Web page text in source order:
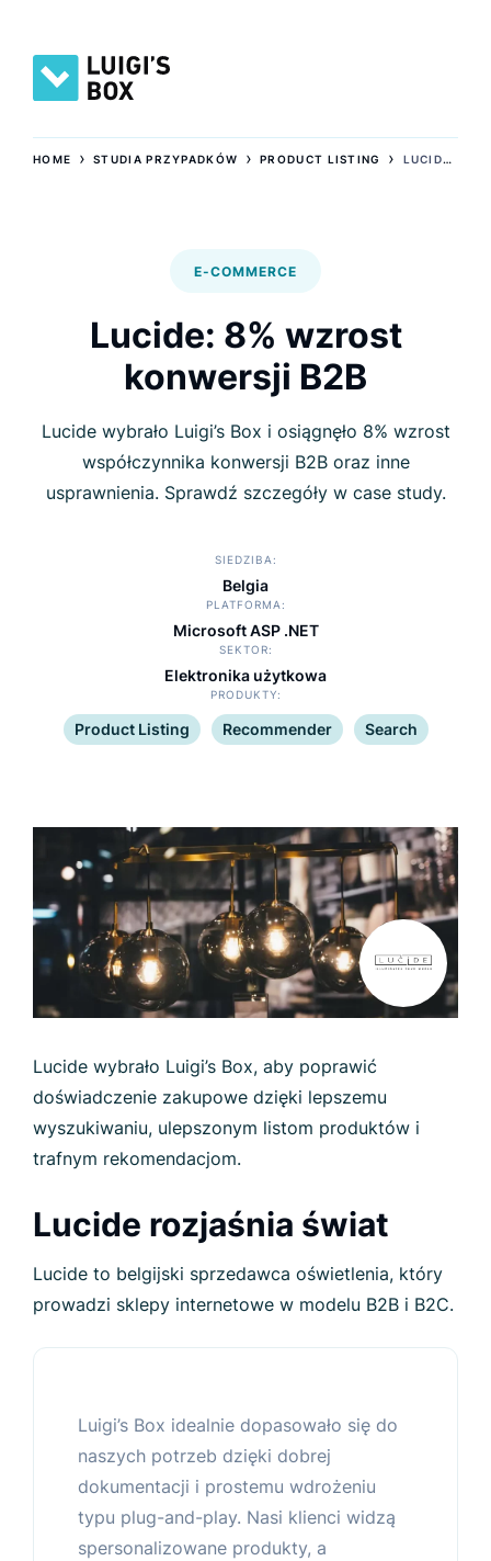
HOME ›STUDIA PRZYPADKÓW ›PRODUCT LISTING › LUCIDE: 8% WZROST KONWERSJI B2B
E-COMMERCE
Lucide: 8% wzrost
konwersji B2B
Lucide wybrało Luigi’s Box i osiągnęło 8% wzrost
współczynnika konwersji B2B oraz inne
usprawnienia. Sprawdź szczegóły w case study.
SIEDZIBA
Belgia
PLATFORMA
Microsoft ASP .NET
SEKTOR
Elektronika użytkowa
PRODUKTY
Product Listing Recommender Search
Lucide wybrało Luigi’s Box, aby poprawić
doświadczenie zakupowe dzięki lepszemu
wyszukiwaniu, ulepszonym listom produktów i
trafnym rekomendacjom.
Lucide rozjaśnia świat
Lucide to belgijski sprzedawca oświetlenia, który
prowadzi sklepy internetowe w modelu B2B i B2C.
Luigi’s Box idealnie dopasowało się do
naszych potrzeb dzięki dobrej
dokumentacji i prostemu wdrożeniu
typu plug-and-play. Nasi klienci widzą
spersonalizowane produkty, a